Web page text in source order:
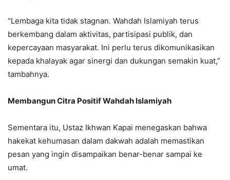
“Lembaga kita tidak stagnan. Wahdah Islamiyah terus
berkembang dalam aktivitas, partisipasi publik, dan
kepercayaan masyarakat. Ini perlu terus dikomunikasikan
kepada khalayak agar sinergi dan dukungan semakin kuat,”
tambahnya.
Membangun Citra Positif Wahdah Islamiyah
Sementara itu, Ustaz Ikhwan Kapai menegaskan bahwa
hakekat kehumasan dalam dakwah adalah memastikan
pesan yang ingin disampaikan benar-benar sampai ke
umat.